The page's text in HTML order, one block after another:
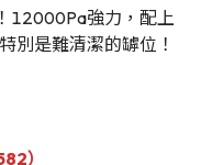
12000Pa強力，配上
別是難清潔的罅位！
）